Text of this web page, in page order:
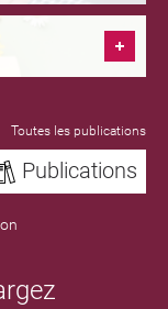
Toutes les publications
Publications